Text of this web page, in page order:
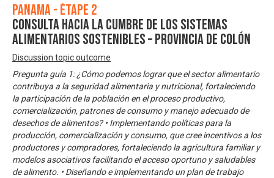
Panama - Étape 2
Consulta Hacia la Cumbre de los Sistemas
Alimentarios Sostenibles – Provincia de Colón
Discussion topic outcome
Pregunta guía 1: ¿Cómo podemos lograr que el sector alimentario
contribuya a la seguridad alimentaria y nutricional, fortaleciendo
la participación de la población en el proceso productivo,
comercialización, patrones de consumo y manejo adecuado de
desechos de alimentos? • Implementando políticas para la
producción, comercialización y consumo, que cree incentivos a los
productores y compradores, fortaleciendo la agricultura familiar y
modelos asociativos facilitando el acceso oportuno y saludables
de alimento. • Diseñando e implementando un plan de trabajo